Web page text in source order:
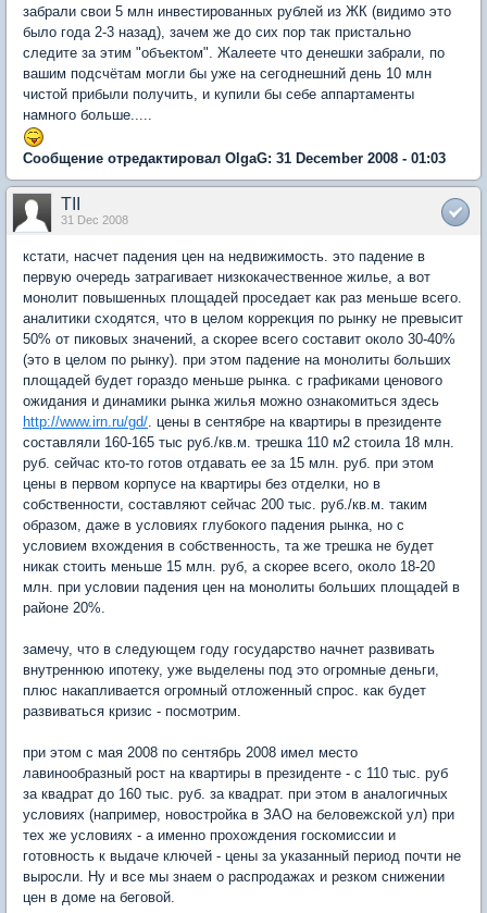
забрали свои 5 млн инвестированных рублей из ЖК (видимо это
было года 2-3 назад), зачем же до сих пор так пристально
следите за этим "объектом". Жалеете что денешки забрали, по
вашим подсчётам могли бы уже на сегоднешний день 10 млн
чистой прибыли получить, и купили бы себе аппартаменты
намного больше.....
Сообщение отредактировал OlgaG: 31 December 2008 - 01:03
TII
31 Dec 2008
кстати, насчет падения цен на недвижимость. это падение в
первую очередь затрагивает низкокачественное жилье, а вот
монолит повышенных площадей проседает как раз меньше всего.
аналитики сходятся, что в целом коррекция по рынку не превысит
50% от пиковых значений, а скорее всего составит около 30-40%
(это в целом по рынку). при этом падение на монолиты больших
площадей будет гораздо меньше рынка. с графиками ценового
ожидания и динамики рынка жилья можно ознакомиться здесь
http://www.irn.ru/gd/ . цены в сентябре на квартиры в президенте
составляли 160-165 тыс руб./кв.м. трешка 110 м2 стоила 18 млн.
руб. сейчас кто-то готов отдавать ее за 15 млн. руб. при этом
цены в первом корпусе на квартиры без отделки, но в
собственности, составляют сейчас 200 тыс. руб./кв.м. таким
образом, даже в условиях глубокого падения рынка, но с
условием вхождения в собственность, та же трешка не будет
никак стоить меньше 15 млн. руб, а скорее всего, около 18-20
млн. при условии падения цен на монолиты больших площадей в
районе 20%.
замечу, что в следующем году государство начнет развивать
внутреннюю ипотеку, уже выделены под это огромные деньги,
плюс накапливается огромный отложенный спрос. как будет
развиваться кризис - посмотрим.
при этом с мая 2008 по сентябрь 2008 имел место
лавинообразный рост на квартиры в президенте - с 110 тыс. руб
за квадрат до 160 тыс. руб. за квадрат. при этом в аналогичных
условиях (например, новостройка в ЗАО на беловежской ул) при
тех же условиях - а именно прохождения госкомиссии и
готовность к выдаче ключей - цены за указанный период почти не
выросли. Ну и все мы знаем о распродажах и резком снижении
цен в доме на беговой.